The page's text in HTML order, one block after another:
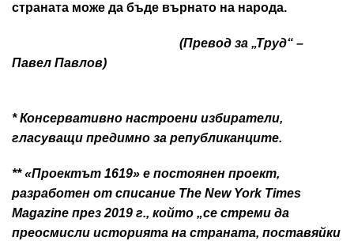
страната може да бъде върнато на народа.
(Превод за „Труд“ –
Павел Павлов)
* Консервативно настроени избиратели,
гласуващи предимно за републиканците.
** «Проектът 1619» е постоянен проект,
разработен от списание The New York Times
Magazine през 2019 г., който „се стреми да
преосмисли историята на страната, поставяйки